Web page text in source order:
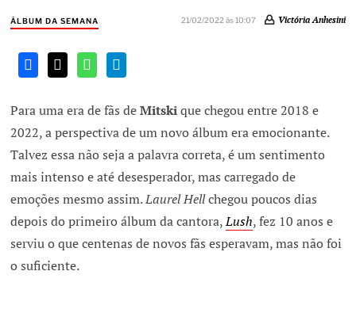
ÁLBUM DA SEMANA 21/02/2022 às 10:07 Victória Anhesini
Para uma era de fãs deMitskique chegou entre 2018 e
2022, a perspectiva de um novo álbum era emocionante.
Talvez essa não seja a palavra correta, é um sentimento
mais intenso e até desesperador, mas carregado de
emoções mesmo assim.Laurel Hellchegou poucos dias
depois do primeiro álbum da cantora,Lush, fez 10 anos e
serviu o que centenas de novos fãs esperavam, mas não foi
o suficiente.